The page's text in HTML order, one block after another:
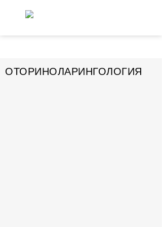
ОТОРИНОЛАРИНГОЛОГИЯ